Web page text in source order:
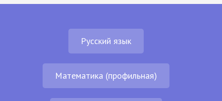
Русский язык
Математика (профильная)